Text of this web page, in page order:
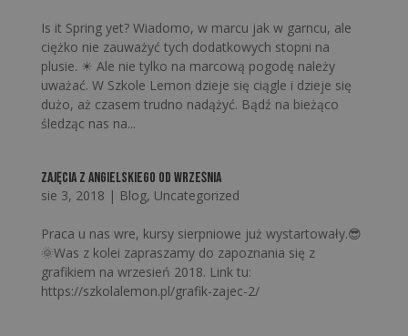
Is it Spring yet? Wiadomo, w marcu jak w garncu, ale
ciężko nie zauważyć tych dodatkowych stopni na
plusie. ☀ Ale nie tylko na marcową pogodę należy
uważać. W Szkole Lemon dzieje się ciągle i dzieje się
dużo, aż czasem trudno nadążyć. Bądź na bieżąco
śledząc nas na...
Zajęcia z angielskiego od września
sie 3, 2018 | Blog, Uncategorized
Praca u nas wre, kursy sierpniowe już wystartowały.😎
🌞Was z kolei zapraszamy do zapoznania się z
grafikiem na wrzesień 2018. Link tu:
https://szkolalemon.pl/grafik-zajec-2/